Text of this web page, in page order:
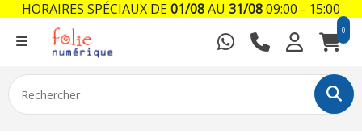
0
HORAIRES SPÉCIAUX DE01/08AU 31/0809:00 - 15:00